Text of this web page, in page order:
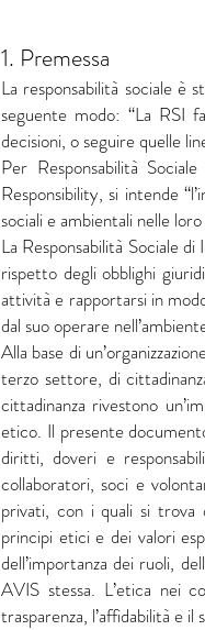
1. Premessa
La responsabilità sociale è
seguente modo: “La RSI
decisioni, o seguire quelle
Per Responsabilità
Responsibility, si intende
sociali e ambientali nelle
La Responsabilità Sociale
rispetto degli obblighi
attività e rapportarsi in
dal suo operare
Alla base di
terzo settore, di
cittadinanza rivestono
etico. Il presente
diritti, doveri e
collaboratori, soci e
privati, con i quali si trova
principi etici e dei valori
dell’importanza dei ruoli,
AVIS stessa. L’etica nei
trasparenza, l’affidabilità e